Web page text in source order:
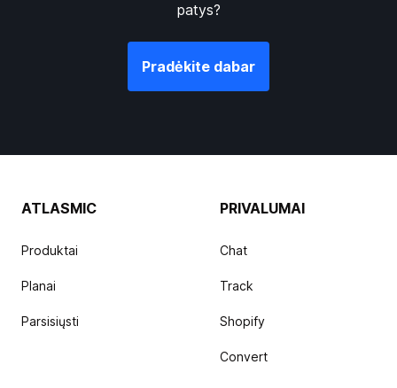
patys?
Pradėkite dabar
ATLASMIC
Produktai
Planai
Parsisiųsti
PRIVALUMAI
Chat
Track
Shopify
Convert